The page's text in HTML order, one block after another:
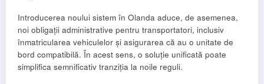
Introducerea noului sistem în Olanda aduce, de asemenea,
noi obligații administrative pentru transportatori, inclusiv
înmatricularea vehiculelor și asigurarea că au o unitate de
bord compatibilă. În acest sens, o soluție unificată poate
simplifica semnificativ tranziția la noile reguli.